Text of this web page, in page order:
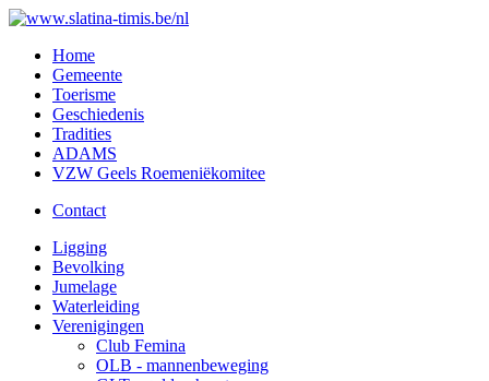
Home
Gemeente
Toerisme
Geschiedenis
Tradities
ADAMS
VZW Geels Roemeniëkomitee
Contact
Ligging
Bevolking
Jumelage
Waterleiding
Verenigingen
Club Femina
OLB - mannenbeweging